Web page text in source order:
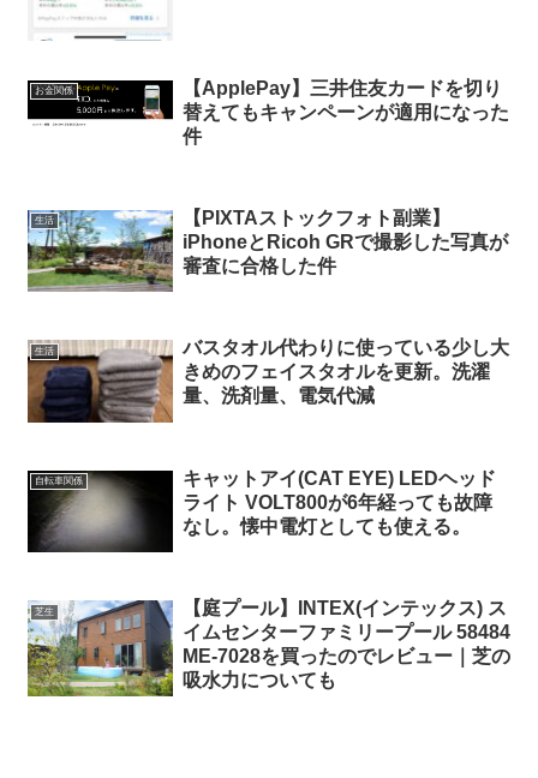
お金関係
【ApplePay】三井住友カードを切り
替えてもキャンペーンが適用になった
件
生活
【PIXTAストックフォト副業】
iPhoneとRicoh GRで撮影した写真が
審査に合格した件
生活
バスタオル代わりに使っている少し大
きめのフェイスタオルを更新。洗濯
量、洗剤量、電気代減
自転車関係
キャットアイ(CAT EYE) LEDヘッド
ライト VOLT800が6年経っても故障
なし。懐中電灯としても使える。
芝生
【庭プール】INTEX(インテックス) ス
イムセンターファミリープール 58484
ME-7028を買ったのでレビュー｜芝の
吸水力についても